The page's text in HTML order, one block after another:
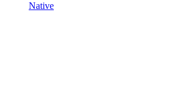
Native